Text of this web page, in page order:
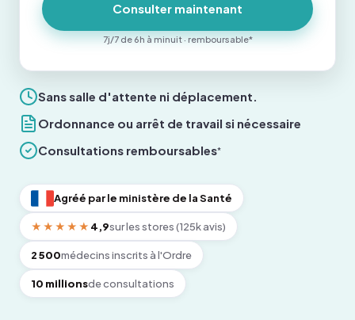
Sans salle d'attente ni déplacement.
Ordonnance ou arrêt de travail si nécessaire
Consultations remboursables*
Agréé par le ministère de la Santé
★★★★★ 4,9sur les stores (125k avis)
2 500médecins inscrits à l'Ordre
10 millionsde consultations
Consulter maintenant
7j/7 de 6h à minuit · remboursable*